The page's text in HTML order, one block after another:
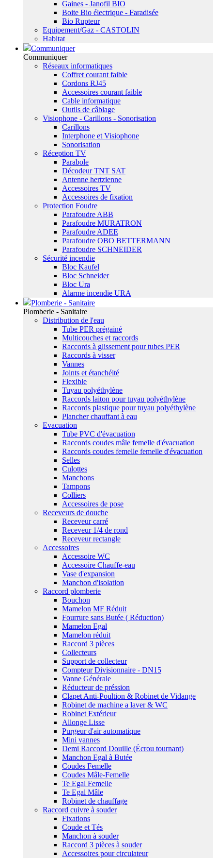
Gaines - Janofil BIO
Boite Bio électrique - Faradisée
Bio Rupteur
Equipement/Gaz - CASTOLIN
Habitat
Communiquer
Communiquer
Réseaux informatiques
Coffret courant faible
Cordons RJ45
Accessoires courant faible
Cable informatique
Outils de câblage
Visiophone - Carillons - Sonorisation
Carillons
Interphone et Visiophone
Sonorisation
Réception TV
Parabole
Décodeur TNT SAT
Antenne hertzienne
Accessoires TV
Accessoires de fixation
Protection Foudre
Parafoudre ABB
Parafoudre MURATRON
Parafoudre ADEE
Parafoudre OBO BETTERMANN
Parafoudre SCHNEIDER
Sécurité incendie
Bloc Kaufel
Bloc Schneider
Bloc Ura
Alarme incendie URA
Plomberie - Sanitaire
Plomberie - Sanitaire
Distribution de l'eau
Tube PER prégainé
Multicouches et raccords
Raccords à glissement pour tubes PER
Raccords à visser
Vannes
Joints et étanchéité
Flexible
Tuyau polyéthylène
Raccords laiton pour tuyau polyéthylène
Raccords plastique pour tuyau polyéthylène
Plancher chauffant à eau
Evacuation
Tube PVC d'évacuation
Raccords coudes mâle femelle d'évacuation
Raccords coudes femelle femelle d'évacuation
Selles
Culottes
Manchons
Tampons
Colliers
Accessoires de pose
Receveurs de douche
Receveur carré
Receveur 1/4 de rond
Receveur rectangle
Accessoires
Accessoire WC
Accessoire Chauffe-eau
Vase d'expansion
Manchon d'isolation
Raccord plomberie
Bouchon
Mamelon MF Réduit
Fourrure sans Butée ( Réduction)
Mamelon Egal
Mamelon réduit
Raccord 3 pièces
Collecteurs
Support de collecteur
Compteur Divisionnaire - DN15
Vanne Générale
Réducteur de préssion
Clapet Anti-Poultion & Robinet de Vidange
Robinet de machine a laver & WC
Robinet Extérieur
Allonge Lisse
Purgeur d'air automatique
Mini vannes
Demi Raccord Douille (Écrou tournant)
Manchon Egal à Butée
Coudes Femelle
Coudes Mâle-Femelle
Te Egal Femelle
Te Egal Mâle
Robinet de chauffage
Raccord cuivre à souder
Fixations
Coude et Tés
Manchon à souder
Raccord 3 pièces à souder
Accessoires pour circulateur